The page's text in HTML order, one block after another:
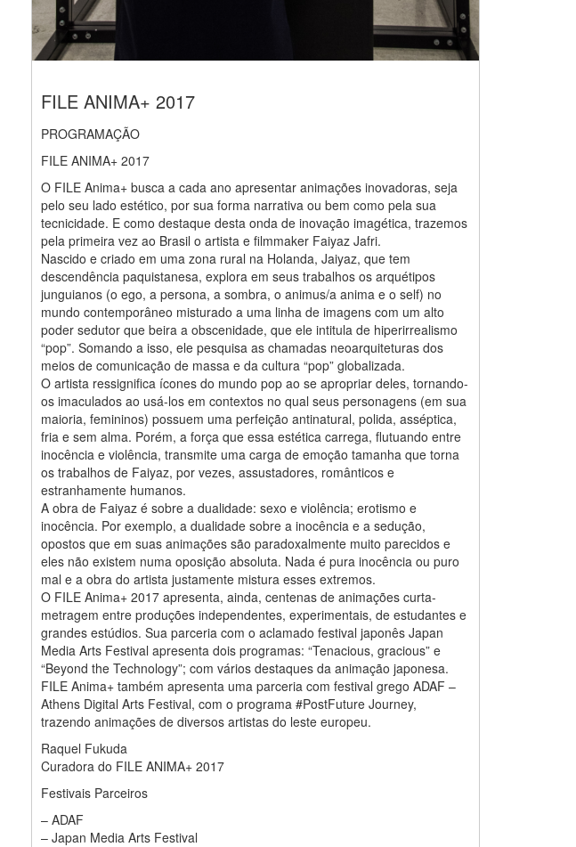
FILE ANIMA+ 2017
PROGRAMAÇÃO
FILE ANIMA+ 2017
O FILE Anima+ busca a cada ano apresentar animações inovadoras, seja
pelo seu lado estético, por sua forma narrativa ou bem como pela sua
tecnicidade. E como destaque desta onda de inovação imagética, trazemos
pela primeira vez ao Brasil o artista e filmmaker Faiyaz Jafri.
Nascido e criado em uma zona rural na Holanda, Jaiyaz, que tem
descendência paquistanesa, explora em seus trabalhos os arquétipos
junguianos (o ego, a persona, a sombra, o animus/a anima e o self) no
mundo contemporâneo misturado a uma linha de imagens com um alto
poder sedutor que beira a obscenidade, que ele intitula de hiperirrealismo
“pop”. Somando a isso, ele pesquisa as chamadas neoarquiteturas dos
meios de comunicação de massa e da cultura “pop” globalizada.
O artista ressignifica ícones do mundo pop ao se apropriar deles, tornando-
os imaculados ao usá-los em contextos no qual seus personagens (em sua
maioria, femininos) possuem uma perfeição antinatural, polida, asséptica,
fria e sem alma. Porém, a força que essa estética carrega, flutuando entre
inocência e violência, transmite uma carga de emoção tamanha que torna
os trabalhos de Faiyaz, por vezes, assustadores, românticos e
estranhamente humanos.
A obra de Faiyaz é sobre a dualidade: sexo e violência; erotismo e
inocência. Por exemplo, a dualidade sobre a inocência e a sedução,
opostos que em suas animações são paradoxalmente muito parecidos e
eles não existem numa oposição absoluta. Nada é pura inocência ou puro
mal e a obra do artista justamente mistura esses extremos.
O FILE Anima+ 2017 apresenta, ainda, centenas de animações curta-
metragem entre produções independentes, experimentais, de estudantes e
grandes estúdios. Sua parceria com o aclamado festival japonês Japan
Media Arts Festival apresenta dois programas: “Tenacious, gracious” e
“Beyond the Technology”; com vários destaques da animação japonesa.
FILE Anima+ também apresenta uma parceria com festival grego ADAF –
Athens Digital Arts Festival, com o programa #PostFuture Journey,
trazendo animações de diversos artistas do leste europeu.
Raquel Fukuda
Curadora do FILE ANIMA+ 2017
Festivais Parceiros
– ADAF
– Japan Media Arts Festival